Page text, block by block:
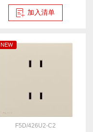
加入清单
NEW
F5D/426U2-C2